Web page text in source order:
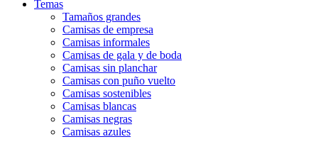
Temas
Tamaños grandes
Camisas de empresa
Camisas informales
Camisas de gala y de boda
Camisas sin planchar
Camisas con puño vuelto
Camisas sostenibles
Camisas blancas
Camisas negras
Camisas azules